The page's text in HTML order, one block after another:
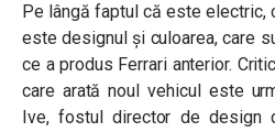
Pe lângă faptul că este electric,
este designul și culoarea, care
ce a produs Ferrari anterior.
care arată noul vehicul este
Ive, fostul director de design